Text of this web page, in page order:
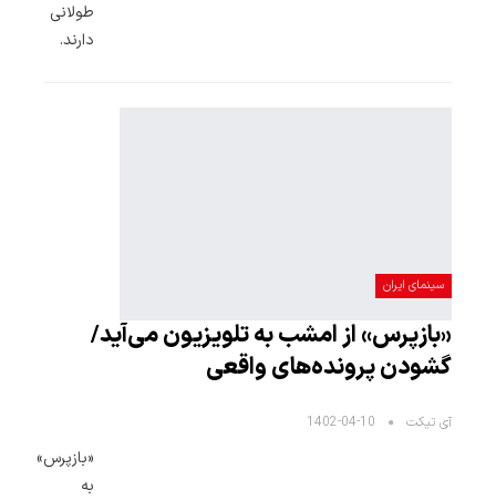
طولانی
دارند.
سینمای ایران
«بازپرس» از امشب به تلویزیون می‌آید/
گشودن پرونده‌های واقعی
آی تیکت 1402-04-10
«بازپرس»
به